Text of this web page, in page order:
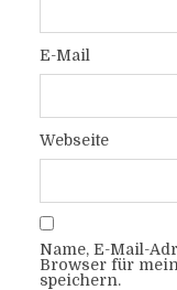
E-Mail
Webseite
Name, E-Mail-
Browser für
speichern.